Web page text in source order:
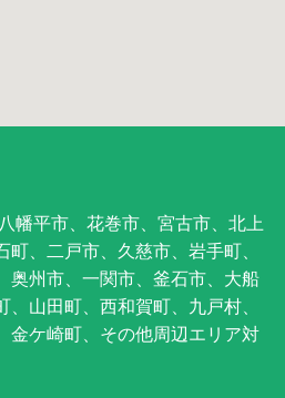
幡平市、花巻市、宮古市、北上
、二戸市、久慈市、岩手町、
奥州市、一関市、釜石市、大船
山田町、西和賀町、九戸村、
金ケ崎町、その他周辺エリア対